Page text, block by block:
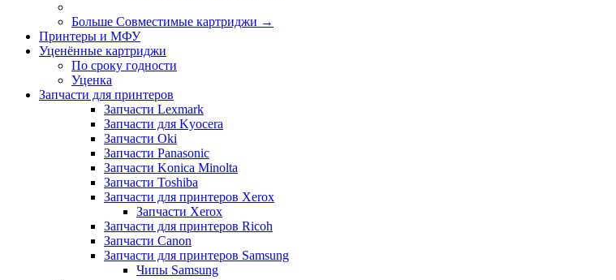
Больше Совместимые картриджи →
Принтеры и МФУ
Уценённые картриджи
По сроку годности
Уценка
Запчасти для принтеров
Запчасти Lexmark
Запчасти для Kyocera
Запчасти Oki
Запчасти Panasonic
Запчасти Koniсa Minolta
Запчасти Toshiba
Запчасти для принтеров Xerox
Запчасти Xerox
Запчасти для принтеров Ricoh
Запчасти Canon
Запчасти для принтеров Samsung
Чипы Samsung